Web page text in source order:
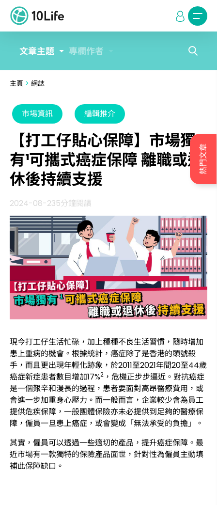
熱門文章
文章主題 專欄作者
主頁 > 網誌
市場資訊 編輯推介
【打工仔貼心保障】市場獨
有¹可攜式癌症保障 離職或退
休後持續支援
2024-08-235分鐘閱讀
現今打工仔生活忙碌，加上種種不良生活習慣，隨時增加
患上重病的機會。根據統計，癌症除了是香港的頭號殺
手，而且更出現年輕化跡象，於2011至2021年間20至44歲
癌症新症患者數目增加17%2 ，危機正步步逼近。對抗癌症
是一個艱辛和漫長的過程，患者要面對高昂醫療費用，或
會進一步加重身心壓力。而一般而言，企業較少會為員工
提供危疾保障，一般團體保險亦未必提供到足夠的醫療保
障，僱員一旦患上癌症，或會變成「無法承受的負擔」。
其實，僱員可以透過一些適切的產品，提升癌症保障。最
近市場有一款獨特的保險產品面世，針對性為僱員主動填
補此保障缺口。